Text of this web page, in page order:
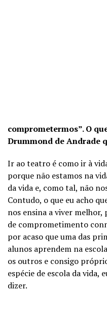
comprometermos”. O
Drummond de Andrade
Ir ao teatro é como ir à
porque não estamos na
da vida e, como tal, não
Contudo, o que eu acho
nos ensina a viver
de comprometimento
por acaso que uma das
alunos aprendem na
os outros e consigo
espécie de escola da vida,
dizer.